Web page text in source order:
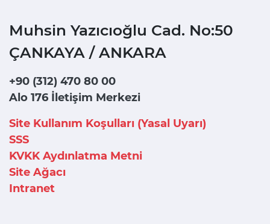
Muhsin Yazıcıoğlu Cad. No:50
ÇANKAYA / ANKARA
+90 (312) 470 80 00
Alo 176 İletişim Merkezi
Site Kullanım Koşulları (Yasal Uyarı)
SSS
KVKK Aydınlatma Metni
Site Ağacı
Intranet